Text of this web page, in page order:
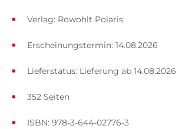
Verlag: Rowohlt Polaris
Erscheinungstermin: 14.08.2026
Lieferstatus: Lieferung ab 14.08.2026
ISBN: 978-3-644-02776-3
352 Seiten